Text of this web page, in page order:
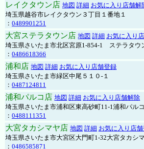
レイクタウン店 地図 詳細 お気に入り店舗解
埼玉県越谷市レイクタウン３丁目１番地１
： 0489901251
大宮ステラタウン店 地図 詳細 お気に入り
埼玉県さいたま市北区宮原1-854-1 ステラタウ
： 0486618366
浦和店 地図 詳細 お気に入り店舗登録
埼玉県さいたま市緑区中尾５１０-１
： 0487124811
浦和パルコ店 地図 詳細 お気に入り店舗解除
埼玉県さいたま市浦和区東高砂町11-1浦和パル
： 0488111351
大宮タカシマヤ店 地図 詳細 お気に入り店
埼玉県さいたま市大宮区大門町1-32大宮タカシ
： 0486585871